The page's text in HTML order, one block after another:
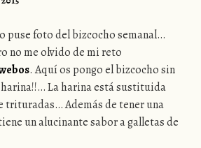
puse foto del bizcocho semanal…
no me olvido de mi reto
. Aquí os pongo el bizcocho sin
La harina está sustituida
trituradas… Además de tener una
un alucinante sabor a galletas de